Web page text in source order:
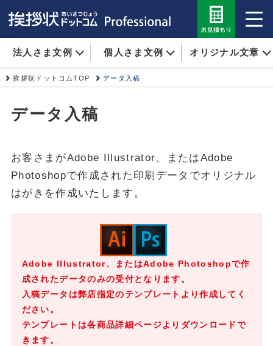
挨拶状ドットコムTOP データ入稿
データ入稿
お客さまがAdobe Illustrator、またはAdobe
Photoshopで作成された印刷データでオリジナル
はがきを作成いたします。
Adobe Illustrator、またはAdobe Photoshopで作
成されたデータのみの受付となります。
入稿データは弊店指定のテンプレートより作成してく
ださい。
テンプレートは各商品詳細ページよりダウンロードで
きます。
法人さま文例 個人さま文例 オリジナル文章